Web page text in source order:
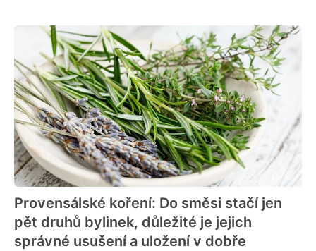
Provensálské koření: Do směsi stačí jen
pět druhů bylinek, důležité je jejich
správné usušení a uložení v dobře